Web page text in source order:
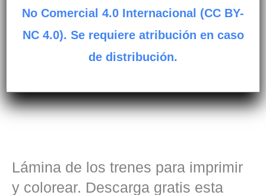
No Comercial 4.0 Internacional (CC BY-
NC 4.0). Se requiere atribución en caso
de distribución.
Lámina de los trenes para imprimir
y colorear. Descarga gratis esta